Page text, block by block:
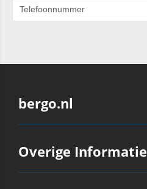
bergo.nl
Overige Informatie